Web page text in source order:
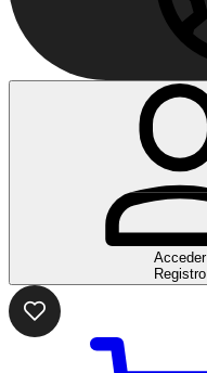
Acceder
Registro